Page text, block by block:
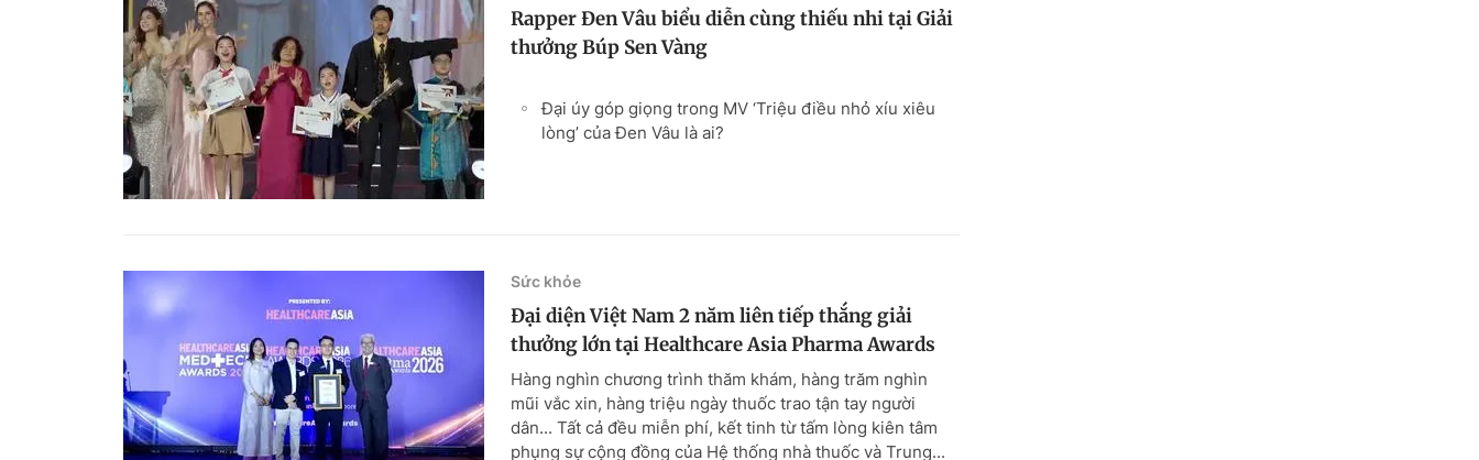
Rapper Đen Vâu biểu diễn cùng thiếu nhi tại Giải
thưởng Búp Sen Vàng
Đại úy góp giọng trong MV ‘Triệu điều nhỏ xíu xiêu
lòng’ của Đen Vâu là ai?
Sức khỏe
Đại diện Việt Nam 2 năm liên tiếp thắng giải
thưởng lớn tại Healthcare Asia Pharma Awards
Hàng nghìn chương trình thăm khám, hàng trăm nghìn
mũi vắc xin, hàng triệu ngày thuốc trao tận tay người
dân... Tất cả đều miễn phí, kết tinh từ tấm lòng kiên tâm
phụng sự cộng đồng của Hệ thống nhà thuốc và Trung...